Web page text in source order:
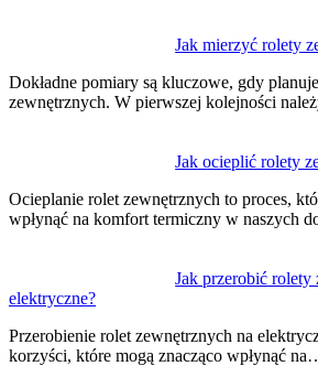
Jak mierzyć rolety
Dokładne pomiary są kluczowe, gdy
zewnętrznych. W pierwszej kolejności
Jak ocieplić rolety
Ocieplanie rolet zewnętrznych to proces,
wpłynąć na komfort termiczny w naszych
Jak przerobić rolety
elektryczne?
Przerobienie rolet zewnętrznych na
korzyści, które mogą znacząco wpłynąć